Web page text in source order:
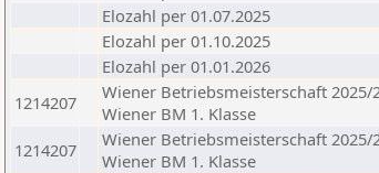
Elozahl per 01.07.2025
Elozahl per 01.10.2025
Elozahl per 01.01.2026
1214207
Wiener Betriebsmeisterschaft 2025/
Wiener BM 1. Klasse
1214207
Wiener Betriebsmeisterschaft 2025/
Wiener BM 1. Klasse